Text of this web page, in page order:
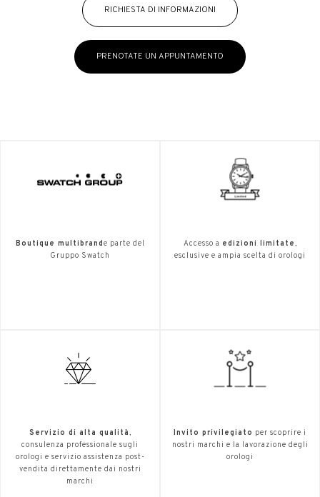
RICHIESTA DI INFORMAZIONI
PRENOTATE UN APPUNTAMENTO
Boutique multibrand e parte del
Gruppo Swatch
Accesso a edizioni limitate,
esclusive e ampia scelta di orologi
Servizio di alta qualità,
consulenza professionale sugli
orologi e servizio assistenza post-
vendita direttamente dai nostri
marchi
Invito privilegiato per scoprire i
nostri marchi e la lavorazione degli
orologi